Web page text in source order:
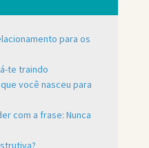
para os
te traindo
você nasceu para
com a frase: Nunca